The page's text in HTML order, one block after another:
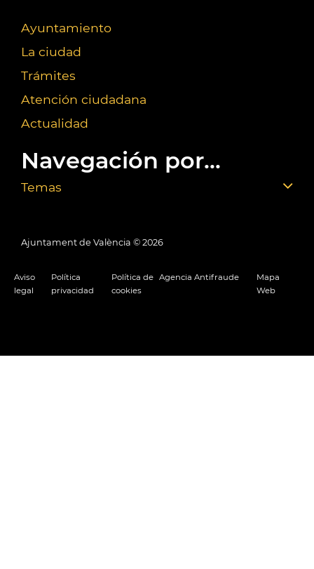
Ayuntamiento
La ciudad
Trámites
Atención ciudadana
Actualidad
Navegación por...
Temas
Ajuntament de València © 2026
Aviso
legal
Política
privacidad
Política de
cookies
Agencia Antifraude
Mapa
Web